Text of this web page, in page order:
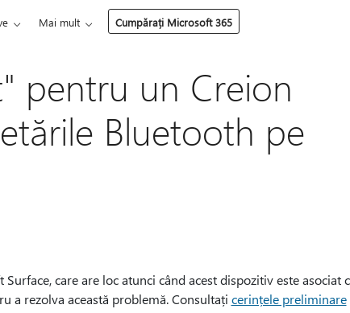
Mai mult Cumpărați Microsoft 365
pentru un Creion
Bluetooth pe
care are loc atunci când acest dispozitiv este asociat
a rezolva această problemă. Consultați cerințele preliminare